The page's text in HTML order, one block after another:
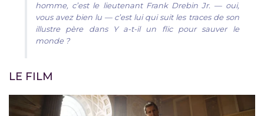
homme, c’est le lieutenant Frank Drebin Jr. — oui,
vous avez bien lu — c’est lui qui suit les traces de son
illustre père dans Y a-t-il un flic pour sauver le
monde ?
LE FILM